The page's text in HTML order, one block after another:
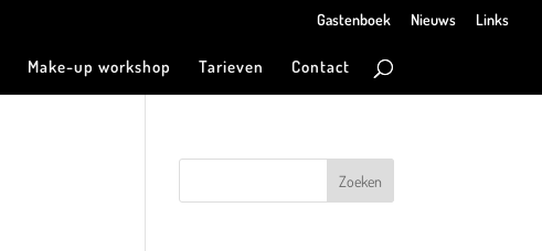
Gastenboek Nieuws Links
Make-up workshop Tarieven Contact